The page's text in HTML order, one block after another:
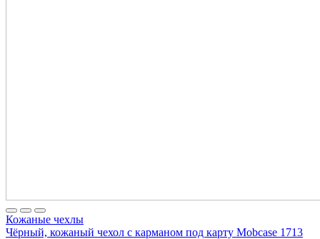
Кожаные чехлы
Чёрный, кожаный чехол с карманом под карту Mobcase 1713